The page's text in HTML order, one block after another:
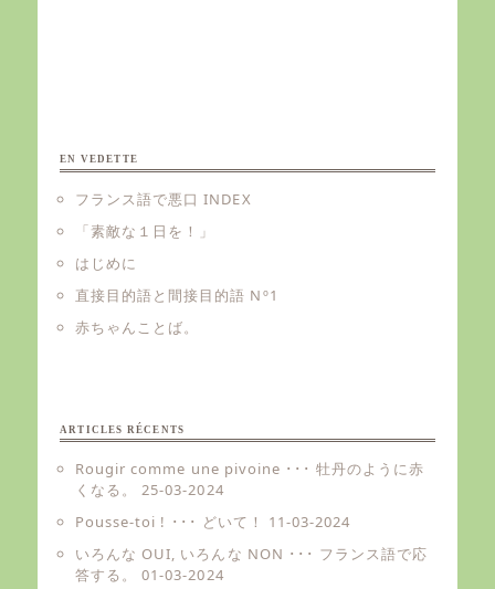
EN VEDETTE
フランス語で悪口 INDEX
「素敵な１日を！」
はじめに
直接目的語と間接目的語 Nº1
赤ちゃんことば。
ARTICLES RÉCENTS
Rougir comme une pivoine ･･･ 牡丹のように赤
くなる。
25-03-2024
Pousse-toi ! ･･･ どいて！
11-03-2024
いろんな OUI, いろんな NON ･･･ フランス語で応
答する。
01-03-2024